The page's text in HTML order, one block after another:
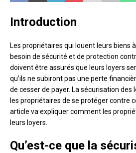
Introduction
Les propriétaires qui louent leurs biens
besoin de sécurité et de protection
doivent être assurés que leurs loyers
qu’ils ne subiront pas une perte
de cesser de payer. La sécurisation
les propriétaires de se protéger contre
article va expliquer comment les
leurs loyers.
Qu’est-ce que la